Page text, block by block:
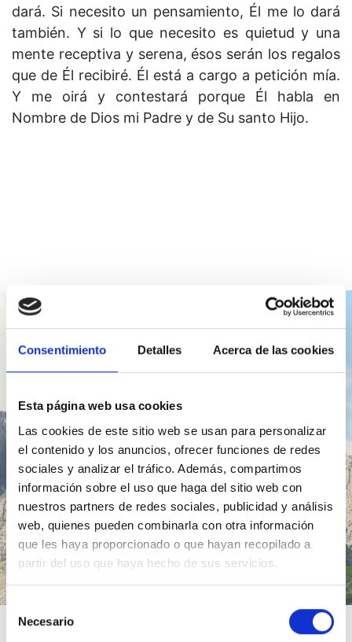
Consentimiento Detalles Acerca de las cookies
Esta página web usa cookies
Las cookies de este sitio web se usan para personalizar
el contenido y los anuncios, ofrecer funciones de redes
sociales y analizar el tráfico. Además, compartimos
información sobre el uso que haga del sitio web con
nuestros partners de redes sociales, publicidad y análisis
web, quienes pueden combinarla con otra información
que les haya proporcionado o que hayan recopilado a
partir del uso que haya hecho de sus servicios.
Selección
Necesario
dará. Si necesito un pensamiento, Él me lo dará
también. Y si lo que necesito es quietud y una
mente receptiva y serena, ésos serán los regalos
que de Él recibiré. Él está a cargo a petición mía.
Y me oirá y contestará porque Él habla en
Nombre de Dios mi Padre y de Su santo Hijo.
Ir
Introducción Índice